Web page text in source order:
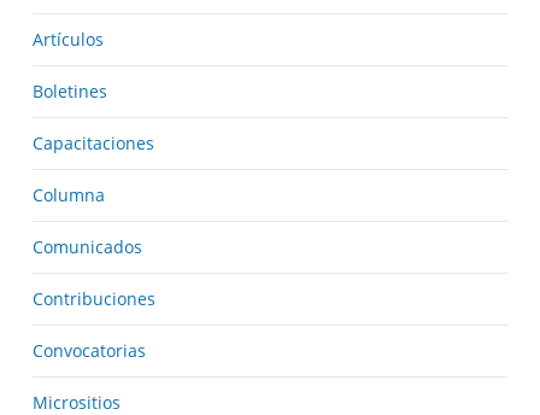
Artículos
Boletines
Capacitaciones
Columna
Comunicados
Contribuciones
Convocatorias
Micrositios